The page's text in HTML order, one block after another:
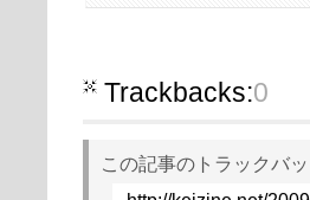
Trackbacks:0
この記事のトラックバ